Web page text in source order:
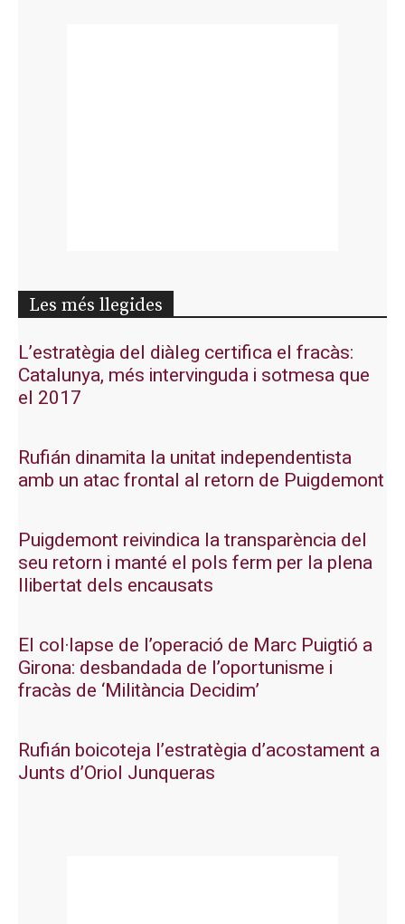
Les més llegides
L’estratègia del diàleg certifica el fracàs:
Catalunya, més intervinguda i sotmesa que
el 2017
Rufián dinamita la unitat independentista
amb un atac frontal al retorn de Puigdemont
Puigdemont reivindica la transparència del
seu retorn i manté el pols ferm per la plena
llibertat dels encausats
El col·lapse de l’operació de Marc Puigtió a
Girona: desbandada de l’oportunisme i
fracàs de ‘Militància Decidim’
Rufián boicoteja l’estratègia d’acostament a
Junts d’Oriol Junqueras